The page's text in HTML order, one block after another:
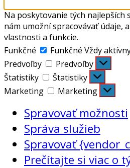
Na poskytovanie tých
nám umožní spracovávať údaje,
vlastnosti a funkcie.
Funkčné
Funkčné Vždy
Predvoľby
Predvoľby
Štatistiky
Štatistiky
Marketing
Marketing
Spravovať možnosti
Správa služieb
Spravovať
Prečítajte si viac o